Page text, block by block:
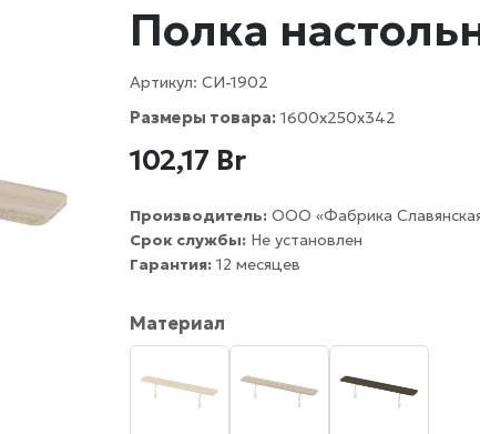
Полка
Артикул:СИ-1902
Размеры товара: 1600х250x342
102,17 Br
Производитель: ООО «Фабрика
Срок службы: Не установлен
Гарантия: 12 месяцев
Материал